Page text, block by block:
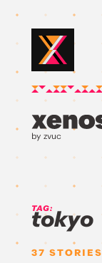
by zvuc
TAG:
tokyo
37 STORIES